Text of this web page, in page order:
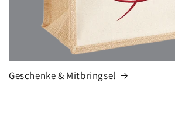
Geschenke & Mitbringsel